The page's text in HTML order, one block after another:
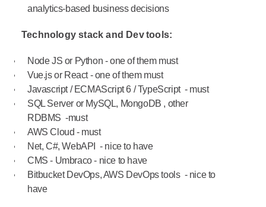
analytics-based business decisions
Technology stack and Dev tools:
Node JS or Python - one of them must
Vue.js or React - one of them must
Javascript / ECMAScript 6 / TypeScript - must
SQL Server or MySQL, MongoDB , other
RDBMS -must
AWS Cloud - must
Net, C#, WebAPI - nice to have
CMS - Umbraco - nice to have
Bitbucket DevOps, AWS DevOps tools - nice to
have